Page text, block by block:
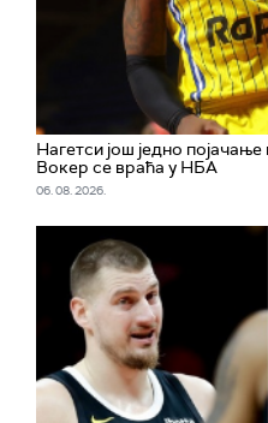
Нагетси још једно
Вокер се враћа у НБА
06. 08. 2026.